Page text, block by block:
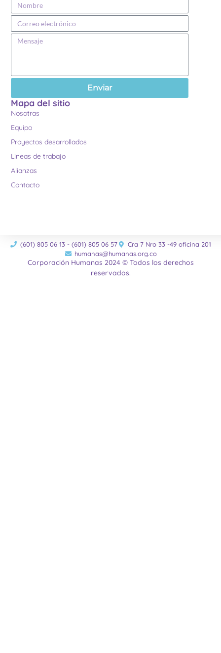
Enviar
Mapa del sitio
Nosotras
Equipo
Proyectos desarrollados
Lineas de trabajo
Alianzas
Contacto
(601) 805 06 13 - (601) 805 06 57
Cra 7 Nro 33 -49 oficina 201
humanas@humanas.org.co
Corporación Humanas 2024 © Todos los derechos
reservados.